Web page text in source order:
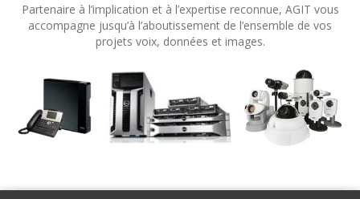
Partenaire à l’implication et à l’expertise reconnue, AGIT vous
accompagne jusqu’à l’aboutissement de l’ensemble de vos
projets voix, données et images.